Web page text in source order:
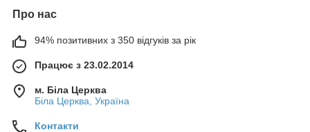
Про нас
94% позитивних з 350 відгуків за рік
Працює з 23.02.2014
м. Біла Церква
Біла Церква, Україна
Контакти